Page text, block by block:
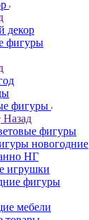
декор
фигуры
фигуры
Назад
фигуры
новогодние
НГ
игрушки
фигуры
мебели